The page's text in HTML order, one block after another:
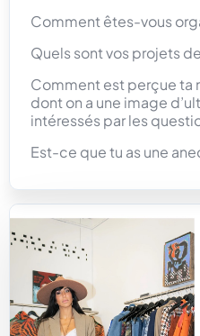
Comment êtes-vous
Quels sont vos projets
Comment est perçue ta
dont on a une image
intéressés par les
Est-ce que tu as une